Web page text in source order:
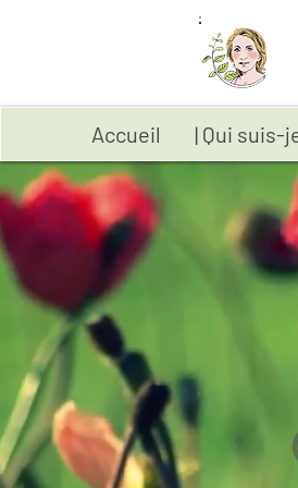
Accueil | Qui suis-